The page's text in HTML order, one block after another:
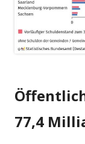
77,4